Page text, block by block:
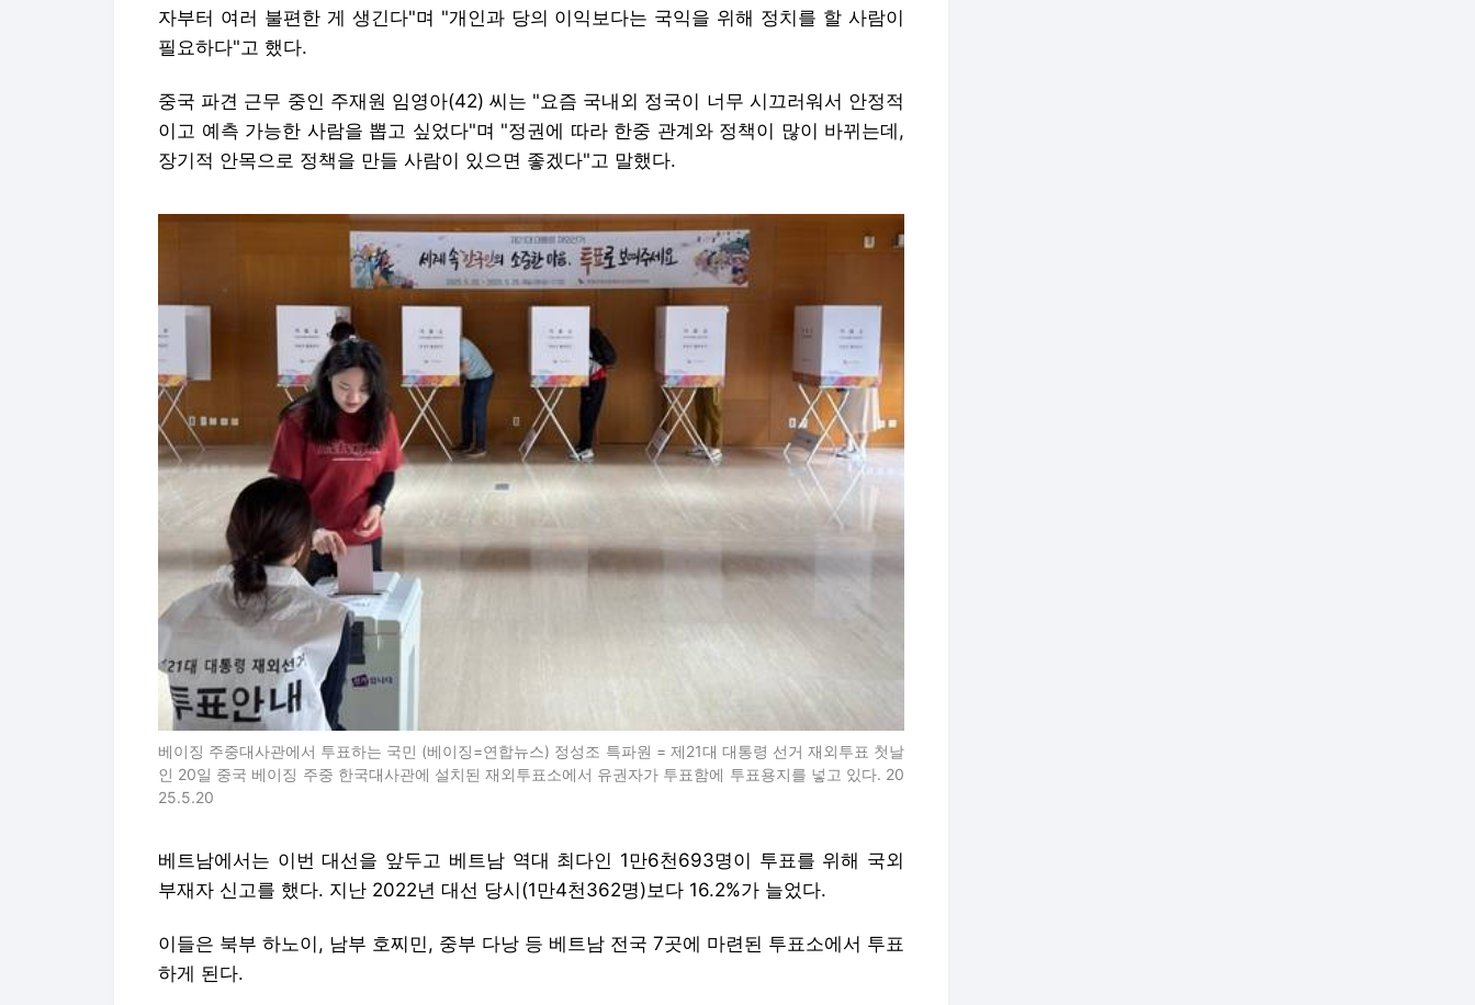
자부터 여러 불편한 게 생긴다"며 "개인과 당의 이익보다는 국익을 위해 정치를 할 사람이
필요하다"고 했다.
중국 파견 근무 중인 주재원 임영아(42) 씨는 "요즘 국내외 정국이 너무 시끄러워서 안정적
이고 예측 가능한 사람을 뽑고 싶었다"며 "정권에 따라 한중 관계와 정책이 많이 바뀌는데,
장기적 안목으로 정책을 만들 사람이 있으면 좋겠다"고 말했다.
베이징 주중대사관에서 투표하는 국민 (베이징=연합뉴스) 정성조 특파원 = 제21대 대통령 선거 재외투표 첫날
인 20일 중국 베이징 주중 한국대사관에 설치된 재외투표소에서 유권자가 투표함에 투표용지를 넣고 있다. 20
25.5.20
베트남에서는 이번 대선을 앞두고 베트남 역대 최다인 1만6천693명이 투표를 위해 국외
부재자 신고를 했다. 지난 2022년 대선 당시(1만4천362명)보다 16.2%가 늘었다.
이들은 북부 하노이, 남부 호찌민, 중부 다낭 등 베트남 전국 7곳에 마련된 투표소에서 투표
하게 된다.